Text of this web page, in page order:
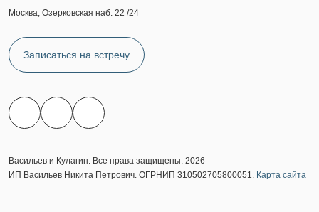
Москва, Озерковская наб. 22 /24
Записаться на встречу
Васильев и Кулагин. Все права защищены. 2026
ИП Васильев Никита Петрович. ОГРНИП 310502705800051. Карта сайта